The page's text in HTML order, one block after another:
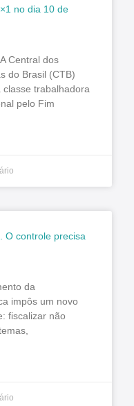
no dia 10 de
Central dos
do Brasil (CTB)
trabalhadora
pelo Fim
O controle precisa
da
impôs um novo
fiscalizar não